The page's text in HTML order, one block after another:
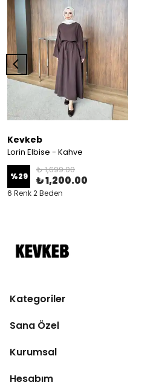
Kevkeb
Lorin Elbise - Kahve
%29
₺ 1,699.00
₺ 1,200.00
6 Renk 2 Beden
Kategoriler
Sana Özel
Kurumsal
Hesabım